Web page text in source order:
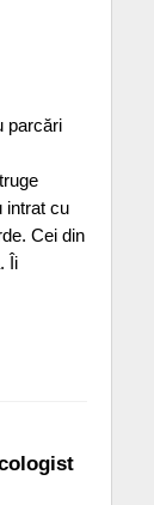
parcări
intrat cu
Cei din
Îi